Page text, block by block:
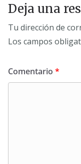
Deja una
Tu dirección de
Los campos
Comentario *